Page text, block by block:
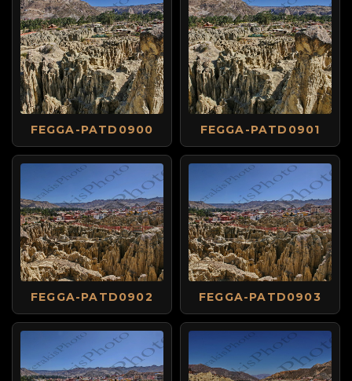
FEGGA-PATD0900 FEGGA-PATD0901
FEGGA-PATD0902 FEGGA-PATD0903